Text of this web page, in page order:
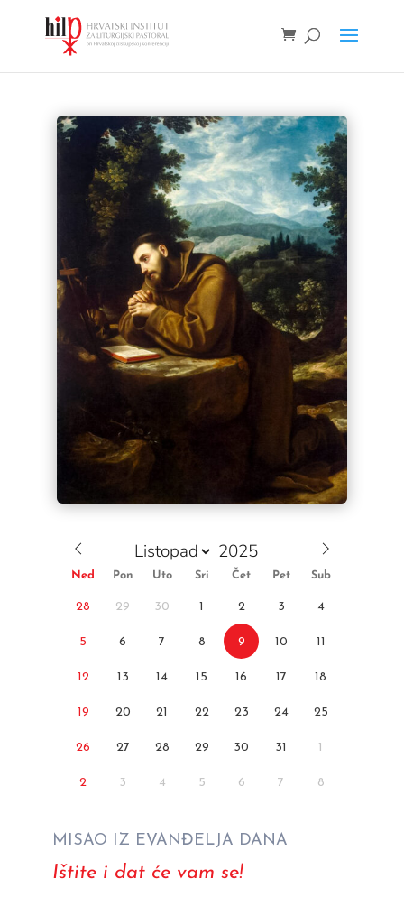
Ned Pon Uto Sri Čet Pet Sub
28 29 30 1 2 3 4
5 6 7 8 9 10 11
12 13 14 15 16 17 18
19 20 21 22 23 24 25
26 27 28 29 30 31 1
2 3 4 5 6 7 8
MISAO IZ EVANĐELJA DANA
Ištite i dat će vam se!